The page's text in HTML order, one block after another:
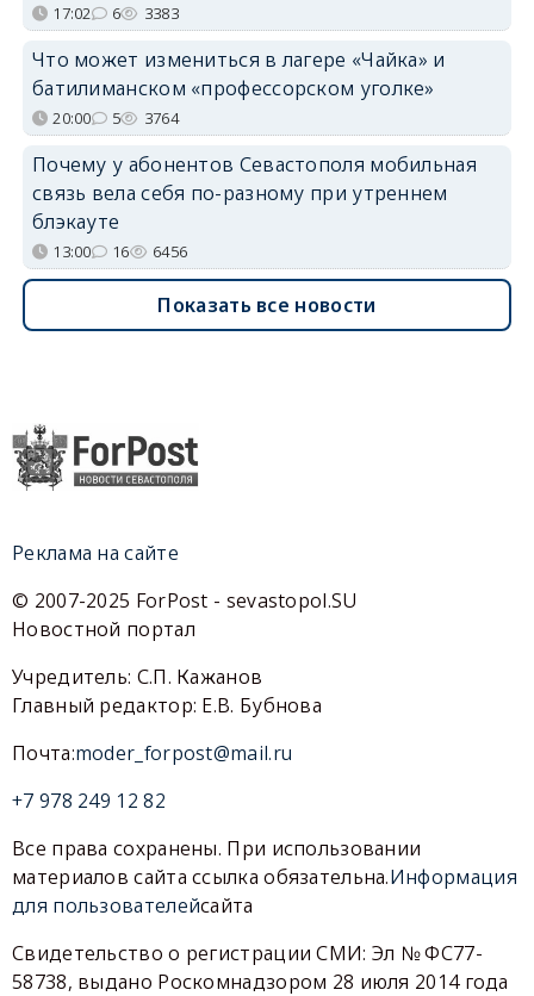
17:02 6 3383
Что может измениться в лагере «Чайка» и
батилиманском «профессорском уголке»
20:00 5 3764
Почему у абонентов Севастополя мобильная
связь вела себя по-разному при утреннем
блэкауте
13:00 16 6456
Показать все новости
Реклама на сайте
© 2007-2025 ForPost - sevastopol.SU
Новостной портал
Учредитель: С.П. Кажанов
Главный редактор: Е.В. Бубнова
Почта:moder_forpost@mail.ru
+7 978 249 12 82
Все права сохранены. При использовании
материалов сайта ссылка обязательна.Информация
для пользователейсайта
Свидетельство о регистрации СМИ: Эл № ФС77-
58738, выдано Роскомнадзором 28 июля 2014 года